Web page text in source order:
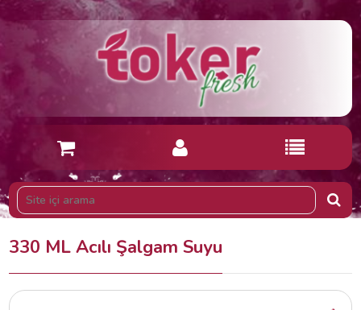
330 ML Acılı Şalgam Suyu